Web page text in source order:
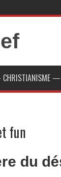
—
fun
du